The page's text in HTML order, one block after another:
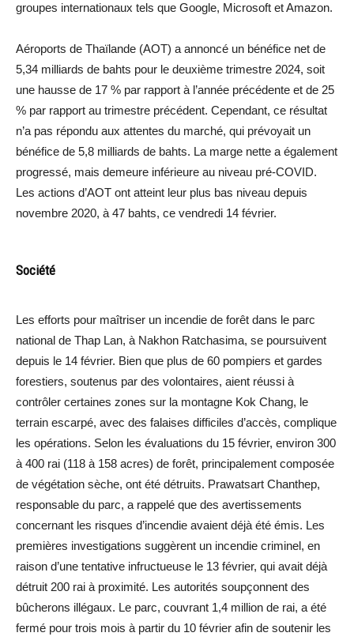
groupes internationaux tels que Google, Microsoft et Amazon.
Aéroports de Thaïlande (AOT) a annoncé un bénéfice net de
5,34 milliards de bahts pour le deuxième trimestre 2024, soit
une hausse de 17 % par rapport à l’année précédente et de 25
% par rapport au trimestre précédent. Cependant, ce résultat
n’a pas répondu aux attentes du marché, qui prévoyait un
bénéfice de 5,8 milliards de bahts. La marge nette a également
progressé, mais demeure inférieure au niveau pré-COVID.
Les actions d’AOT ont atteint leur plus bas niveau depuis
novembre 2020, à 47 bahts, ce vendredi 14 février.
Société
Les efforts pour maîtriser un incendie de forêt dans le parc
national de Thap Lan, à Nakhon Ratchasima, se poursuivent
depuis le 14 février. Bien que plus de 60 pompiers et gardes
forestiers, soutenus par des volontaires, aient réussi à
contrôler certaines zones sur la montagne Kok Chang, le
terrain escarpé, avec des falaises difficiles d’accès, complique
les opérations. Selon les évaluations du 15 février, environ 300
à 400 rai (118 à 158 acres) de forêt, principalement composée
de végétation sèche, ont été détruits. Prawatsart Chanthep,
responsable du parc, a rappelé que des avertissements
concernant les risques d’incendie avaient déjà été émis. Les
premières investigations suggèrent un incendie criminel, en
raison d’une tentative infructueuse le 13 février, qui avait déjà
détruit 200 rai à proximité. Les autorités soupçonnent des
bûcherons illégaux. Le parc, couvrant 1,4 million de rai, a été
fermé pour trois mois à partir du 10 février afin de soutenir les